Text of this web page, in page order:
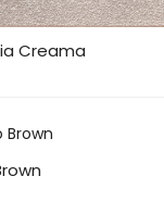
Creama